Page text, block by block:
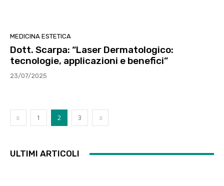
MEDICINA ESTETICA
Dott. Scarpa: “Laser Dermatologico:
tecnologie, applicazioni e benefici”
23/07/2025
1 2 3
ULTIMI ARTICOLI